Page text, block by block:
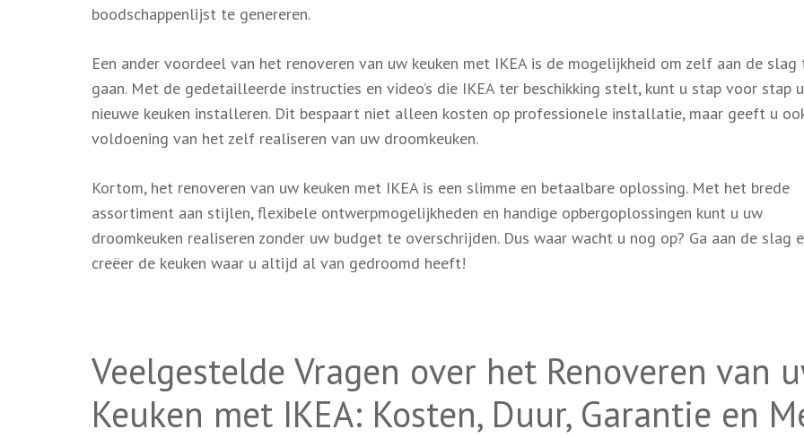
boodschappenlijst te genereren.
Een ander voordeel van het renoveren van uw keuken met IKEA is de mogelijkheid om zelf aan de slag
gaan. Met de gedetailleerde instructies en video’s die IKEA ter beschikking stelt, kunt u stap voor stap
nieuwe keuken installeren. Dit bespaart niet alleen kosten op professionele installatie, maar geeft u
voldoening van het zelf realiseren van uw droomkeuken.
Kortom, het renoveren van uw keuken met IKEA is een slimme en betaalbare oplossing. Met het brede
assortiment aan stijlen, flexibele ontwerpmogelijkheden en handige opbergoplossingen kunt u uw
droomkeuken realiseren zonder uw budget te overschrijden. Dus waar wacht u nog op? Ga aan de slag
creëer de keuken waar u altijd al van gedroomd heeft!
Veelgestelde Vragen over het Renoveren van
Keuken met IKEA: Kosten, Duur, Garantie en